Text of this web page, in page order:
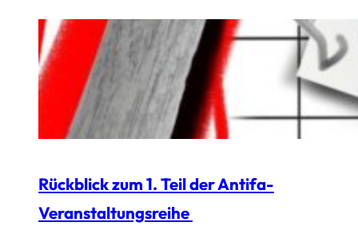
Rückblick zum 1. Teil der Antifa-
Veranstaltungsreihe